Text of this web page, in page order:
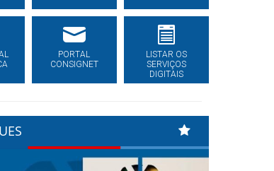
PORTAL
CONSIGNET
LISTAR OS
SERVIÇOS
DIGITAIS